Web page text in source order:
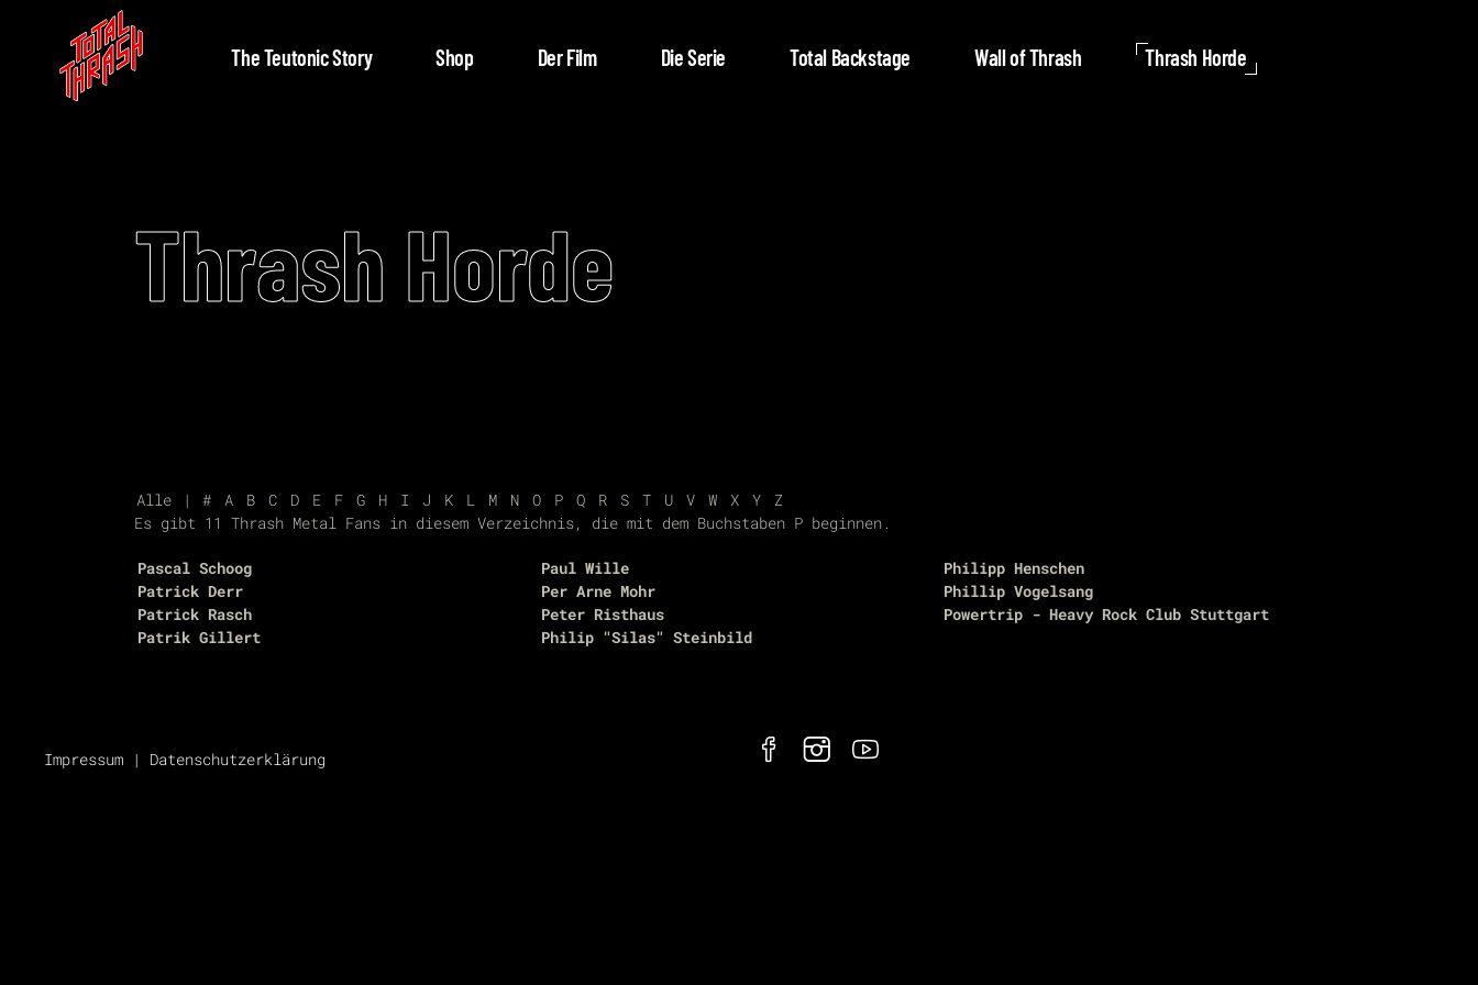
The Teutonic Story Shop Der Film Die Serie Total Backstage Wall of Thrash Thrash Horde
Thrash Horde
Alle | # A B C D E F G H I J K L M N O P Q R S T U V W X Y
Z
Es gibt 11 Thrash Metal Fans in diesem Verzeichnis, die mit dem Buchstaben P beginnen.
Pascal Schoog
Patrick Derr
Patrick Rasch
Patrik Gillert
Paul Wille
Per Arne Mohr
Peter Risthaus
Philip "Silas" Steinbild
Philipp Henschen
Phillip Vogelsang
Powertrip - Heavy Rock Club Stuttgart
Impressum | Datenschutzerklärung